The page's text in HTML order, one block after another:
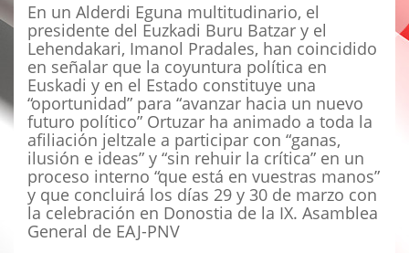
En un Alderdi Eguna multitudinario, el
presidente del Euzkadi Buru Batzar y el
Lehendakari, Imanol Pradales, han coincidido
en señalar que la coyuntura política en
Euskadi y en el Estado constituye una
“oportunidad” para “avanzar hacia un nuevo
futuro político” Ortuzar ha animado a toda la
afiliación jeltzale a participar con “ganas,
ilusión e ideas” y “sin rehuir la crítica” en un
proceso interno “que está en vuestras manos”
y que concluirá los días 29 y 30 de marzo con
la celebración en Donostia de la IX. Asamblea
General de EAJ-PNV